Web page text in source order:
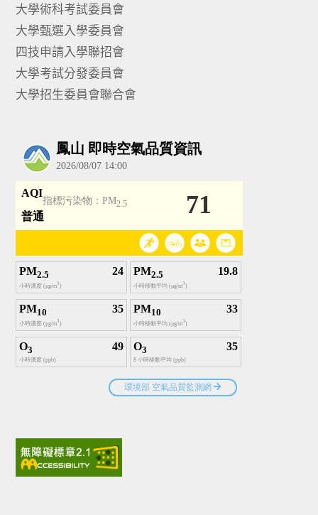
大學術科考試委員會
大學甄選入學委員會
四技申請入學聯招會
大學考試分發委員會
大學招生委員會聯合會